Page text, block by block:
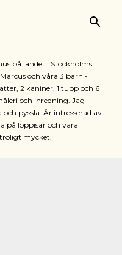
på landet i Stockholms
och våra 3 barn -
2 kaniner, 1 tupp och 6
och inredning. Jag
pyssla. Är intresserad av
på loppisar och vara i
mycket.